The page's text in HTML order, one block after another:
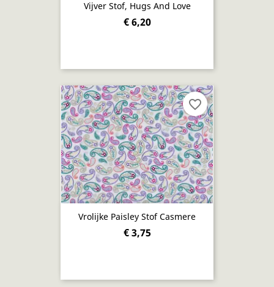
Vijver Stof, Hugs And Love
€ 6,20
Vrolijke Paisley Stof Casmere
€ 3,75
favorite_border